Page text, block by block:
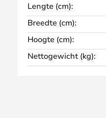
Lengte (cm):
Breedte (cm):
Hoogte (cm):
Nettogewicht (kg):